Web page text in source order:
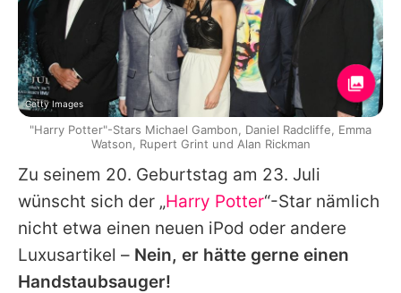
Zu seinem 20. Geburtstag am 23. Juli
wünscht sich der „Harry Potter“-Star nämlich
nicht etwa einen neuen iPod oder andere
Luxusartikel – Nein, er hätte gerne einen
Handstaubsauger!
Getty Images
"Harry Potter"-Stars Michael Gambon, Daniel Radcliffe, Emma
Watson, Rupert Grint und Alan Rickman